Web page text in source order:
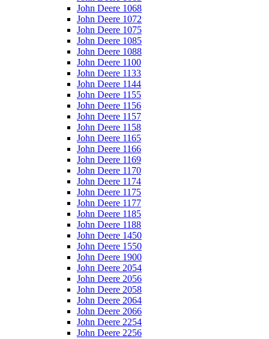
John Deere 1068
John Deere 1072
John Deere 1075
John Deere 1085
John Deere 1088
John Deere 1100
John Deere 1133
John Deere 1144
John Deere 1155
John Deere 1156
John Deere 1157
John Deere 1158
John Deere 1165
John Deere 1166
John Deere 1169
John Deere 1170
John Deere 1174
John Deere 1175
John Deere 1177
John Deere 1185
John Deere 1188
John Deere 1450
John Deere 1550
John Deere 1900
John Deere 2054
John Deere 2056
John Deere 2058
John Deere 2064
John Deere 2066
John Deere 2254
John Deere 2256